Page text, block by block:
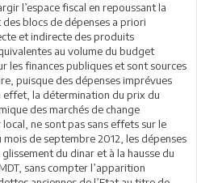
l’espace fiscal en repoussant la
blocs de dépenses a priori
et indirecte des produits
au volume du budget
les finances publiques et sont sources
puisque des dépenses imprévues
effet, la détermination du prix du
des marchés de change
ne sont pas sans effets sur le
mois de septembre 2012, les dépenses
du dinar et à la hausse du
sans compter l’apparition